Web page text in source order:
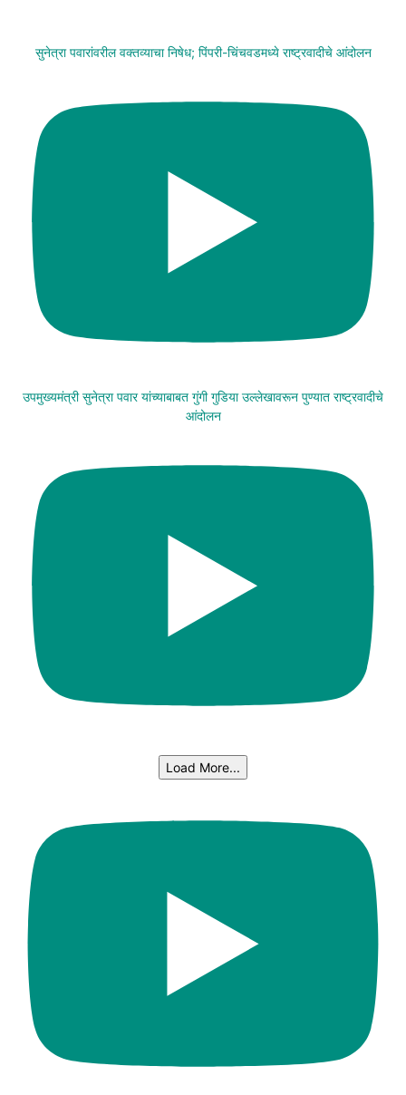
सुनेत्रा पवारांवरील वक्तव्याचा निषेध; पिंपरी-चिंचवडमध्ये राष्ट्रवादीचे आंदोलन
उपमुख्यमंत्री सुनेत्रा पवार यांच्याबाबत गुंगी गुडिया उल्लेखावरून पुण्यात राष्ट्रवादीचे
आंदोलन
Load More...